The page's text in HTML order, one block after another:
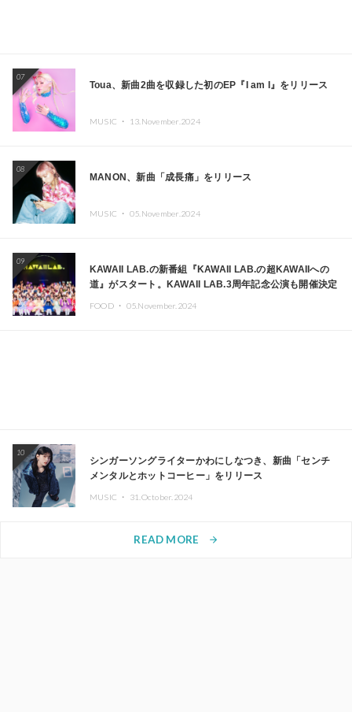
07
Toua、新曲2曲を収録した初のEP『I am I』をリリース
MUSIC ・ 13.November.2024
08
MANON、新曲「成長痛」をリリース
MUSIC ・ 05.November.2024
09
KAWAII LAB.の新番組『KAWAII LAB.の超KAWAIIへの
道』がスタート。KAWAII LAB.3周年記念公演も開催決定
FOOD ・ 05.November.2024
10
シンガーソングライターかわにしなつき、新曲「センチ
メンタルとホットコーヒー」をリリース
MUSIC ・ 31.October.2024
READ MORE arrow_forward